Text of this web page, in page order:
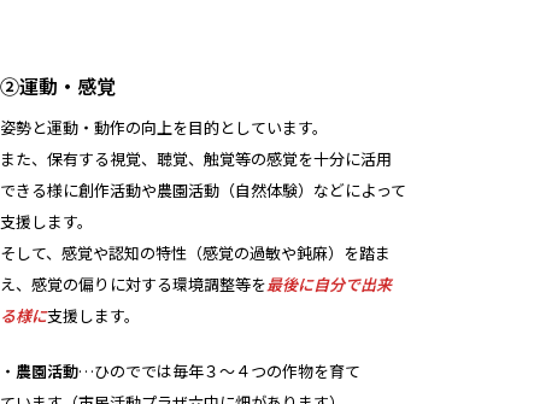
②運動・感覚
姿勢と運動・動作の向上を目的としています。
また、保有する視覚、聴覚、触覚等の感覚を十分に活用
できる様に創作活動や農園活動（自然体験）などによって
支援します。
そして、感覚や認知の特性（感覚の過敏や鈍麻）を踏ま
え、感覚の偏りに対する環境調整等を最後に自分で出来
る様に支援します。
・ 農園活動…ひのででは毎年３～４つの作物を育て